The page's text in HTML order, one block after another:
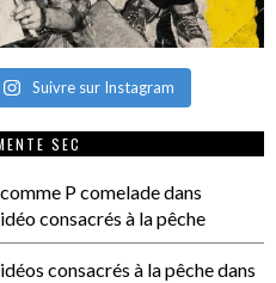
Suivre sur Instagram
SEC
P comeladedans
consacrés à la pêche
consacrés à la pêchedans